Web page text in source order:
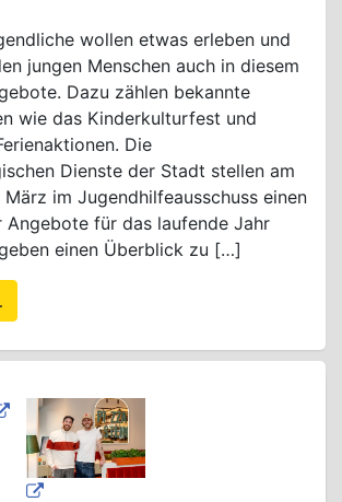
wollen etwas erleben und
jungen Menschen auch in diesem
Dazu zählen bekannte
wie das Kinderkulturfest und
Die
Dienste der Stadt stellen am
im Jugendhilfeausschuss einen
Angebote für das laufende Jahr
einen Überblick zu […]